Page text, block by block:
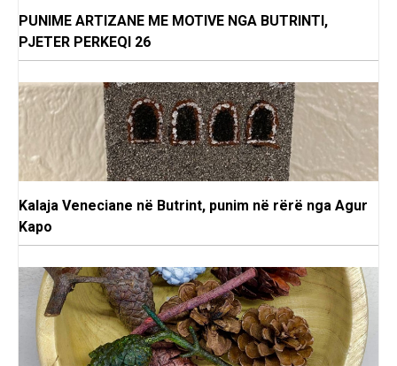
PUNIME ARTIZANE ME MOTIVE NGA BUTRINTI,
PJETER PERKEQI 26
Kalaja Veneciane në Butrint, punim në rërë nga Agur
Kapo